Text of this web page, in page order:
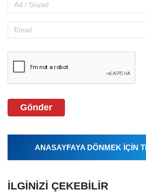
Gönder
ANASAYFAYA DÖNMEK İÇİN
İLGINIZI ÇEKEBILIR